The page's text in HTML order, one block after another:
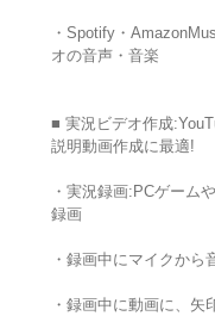
・Spotify・
オの音声・音楽
■ 実況ビデオ作成
説明動画作成に最適!
・実況録画:PCゲーム
録画
・録画中にマイクから
・録画中に動画に、